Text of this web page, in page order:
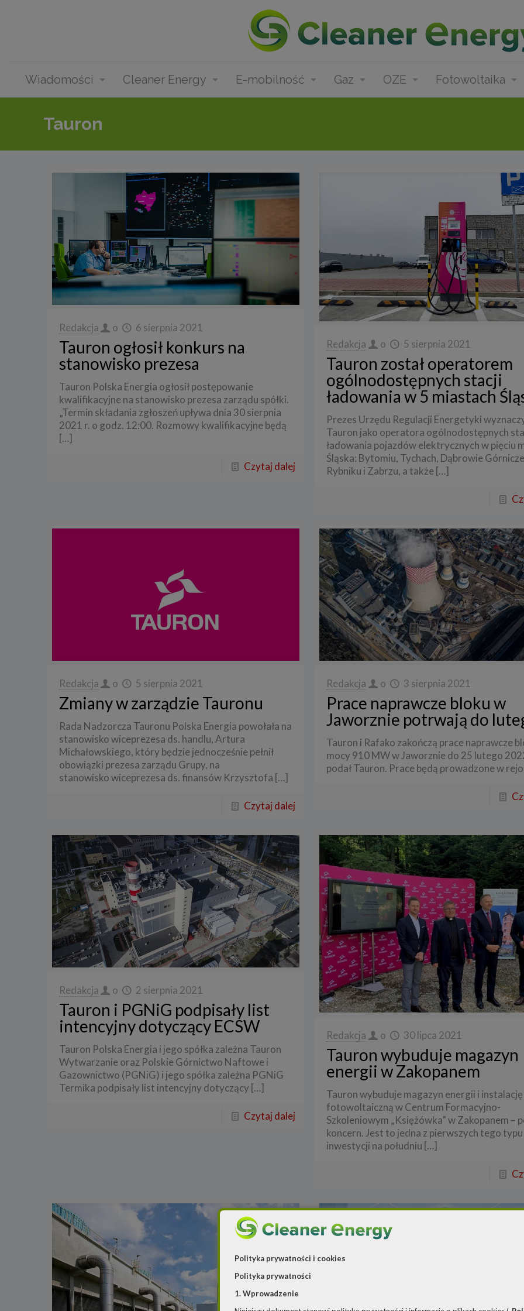
Wiadomości Cleaner Energy E-mobilność Gaz OZE Fotowoltaika
Tauron
Redakcja o 6 sierpnia 2021
Tauron ogłosił konkurs na
stanowisko prezesa
Tauron Polska Energia ogłosił postępowanie
kwalifikacyjne na stanowisko prezesa zarządu spółki.
„Termin składania zgłoszeń upływa dnia 30 sierpnia
2021 r. o godz. 12:00. Rozmowy kwalifikacyjne będą
[…]
Czytaj dalej
Redakcja o 5 sierpnia 2021
Tauron został operatorem
ogólnodostępnych stacji
ładowania w 5 miastach
Prezes Urzędu Regulacji Energetyki
Tauron jako operatora ogólnodostępnych
ładowania pojazdów elektrycznych w pięciu
Śląska: Bytomiu, Tychach, Dąbrowie
Rybniku i Zabrzu, a także […]
Redakcja o 5 sierpnia 2021
Zmiany w zarządzie Tauronu
Rada Nadzorcza Tauronu Polska Energia powołała na
stanowisko wiceprezesa ds. handlu, Artura
Michałowskiego, który będzie jednocześnie pełnił
obowiązki prezesa zarządu Grupy, na
stanowisko wiceprezesa ds. finansów Krzysztofa […]
Czytaj dalej
Redakcja o 3 sierpnia 2021
Prace naprawcze bloku w
Jaworznie potrwają do
Tauron i Rafako zakończą prace naprawcze
mocy 910 MW w Jaworznie do 25 lutego
podał Tauron. Prace będą prowadzone w
Redakcja o 2 sierpnia 2021
Tauron i PGNiG podpisały list
intencyjny dotyczący ECSW
Tauron Polska Energia i jego spółka zależna Tauron
Wytwarzanie oraz Polskie Górnictwo Naftowe i
Gazownictwo (PGNiG) i jego spółka zależna PGNiG
Termika podpisały list intencyjny dotyczący […]
Czytaj dalej
Redakcja o 30 lipca 2021
Tauron wybuduje magazyn
energii w Zakopanem
Tauron wybuduje magazyn energii i instalację
fotowoltaiczną w Centrum Formacyjno-
Szkoleniowym „Księżówka” w Zakopanem –
koncern. Jest to jedna z pierwszych tego typu
inwestycji na południu […]
Polityka prywatności i cookies
Polityka prywatności
1. Wprowadzenie